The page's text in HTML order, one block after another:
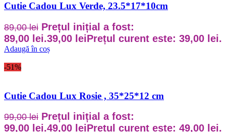
Cutie Cadou Lux Verde, 23.5*17*10cm
89,00lei Prețul inițial a fost:
89,00 lei.39,00 leiPrețul curent este: 39,00 lei.
Adaugă în coș
-51%
Cutie Cadou Lux Rosie , 35*25*12 cm
99,00lei Prețul inițial a fost:
99,00 lei.49,00 leiPrețul curent este: 49,00 lei.